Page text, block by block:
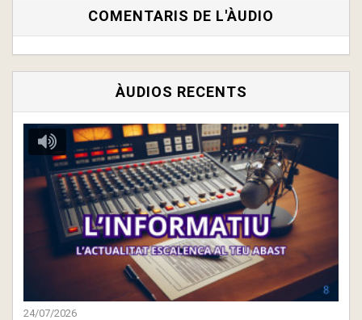
COMENTARIS DE L'ÀUDIO
ÀUDIOS RECENTS
24/07/2026